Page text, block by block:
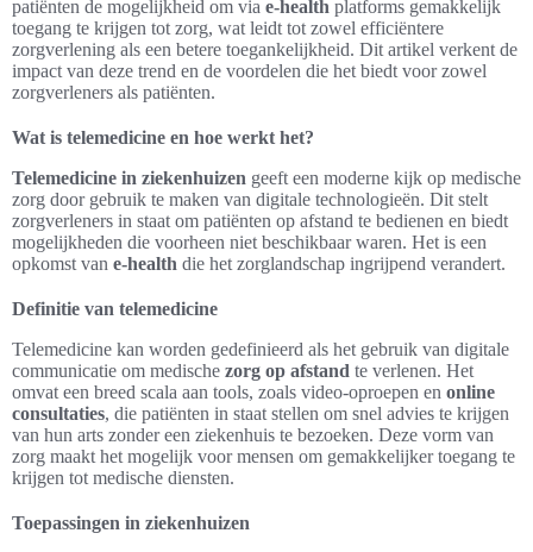
patiënten de mogelijkheid om via e-health platforms gemakkelijk
toegang te krijgen tot zorg, wat leidt tot zowel efficiëntere
zorgverlening als een betere toegankelijkheid. Dit artikel verkent de
impact van deze trend en de voordelen die het biedt voor zowel
zorgverleners als patiënten.
Wat is telemedicine en hoe werkt het?
Telemedicine in ziekenhuizen geeft een moderne kijk op medische
zorg door gebruik te maken van digitale technologieën. Dit stelt
zorgverleners in staat om patiënten op afstand te bedienen en biedt
mogelijkheden die voorheen niet beschikbaar waren. Het is een
opkomst van e-health die het zorglandschap ingrijpend verandert.
Definitie van telemedicine
Telemedicine kan worden gedefinieerd als het gebruik van digitale
communicatie om medische zorg op afstand te verlenen. Het
omvat een breed scala aan tools, zoals video-oproepen en online
consultaties, die patiënten in staat stellen om snel advies te krijgen
van hun arts zonder een ziekenhuis te bezoeken. Deze vorm van
zorg maakt het mogelijk voor mensen om gemakkelijker toegang te
krijgen tot medische diensten.
Toepassingen in ziekenhuizen